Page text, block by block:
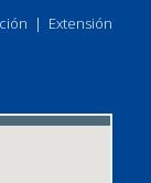
| Extensión